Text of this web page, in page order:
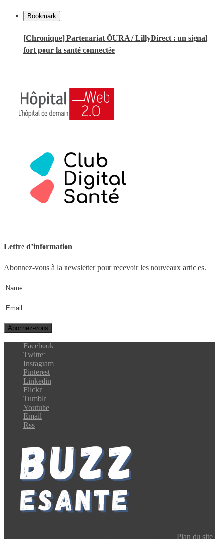
Bookmark
[Chronique] Partenariat ŌURA / LillyDirect : un signal
fort pour la santé connectée
Lettre d’information
Abonnez-vous à la newsletter pour recevoir les nouveaux articles.
Facebook
Twitter
Instagram
Pinterest
Linkedin
Flickr
Tumblr
Youtube
Email
Rss
Plan du site